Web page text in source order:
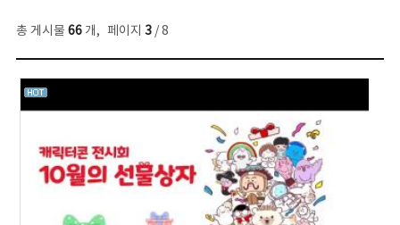
총 게시물 66개, 페이지 3/ 8